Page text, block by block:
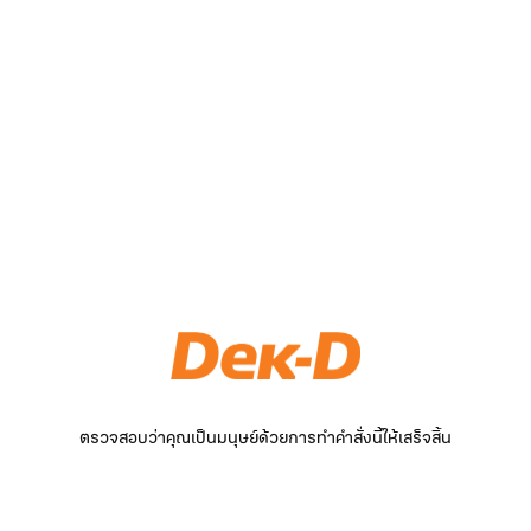
ตรวจสอบว่าคุณเป็นมนุษย์ด้วยการทำคำสั่งนี้ให้เสร็จสิ้น